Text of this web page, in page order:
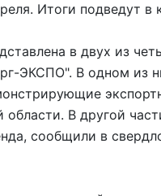
Итоги подведут в
в двух из
ЭКСПО". В одном из
В другой
сообщили в